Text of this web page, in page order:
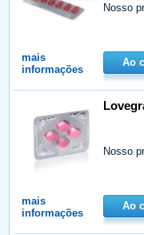
Nosso
mais
informações
Ao
Nosso
mais
informações
Ao